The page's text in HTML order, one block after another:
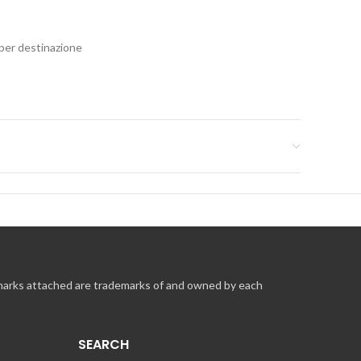
destinazione
attached are trademarks of and owned by each
SEARCH